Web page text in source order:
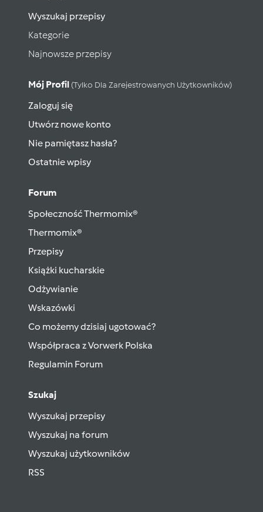
Wyszukaj przepisy
Kategorie
Najnowsze przepisy
Mój Profil (tylko Dla Zarejestrowanych Użytkowników)
Zaloguj się
Utwórz nowe konto
Nie pamiętasz hasła?
Ostatnie wpisy
Forum
Społeczność Thermomix®
Thermomix®
Przepisy
Książki kucharskie
Odżywianie
Wskazówki
Co możemy dzisiaj ugotować?
Współpraca z Vorwerk Polska
Regulamin Forum
Szukaj
Wyszukaj przepisy
Wyszukaj na forum
Wyszukaj użytkowników
RSS